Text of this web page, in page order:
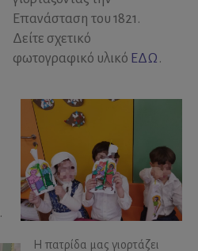
Επανάσταση του 1821.
Δείτε σχετικό
φωτογραφικό υλικό ΕΔΩ .
.
Η πατρίδα μας γιορτάζει